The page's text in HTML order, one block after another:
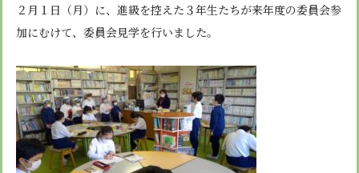
２月１日（月）に、進級を控えた３年生たちが来年度の委員会参
加にむけて、委員会見学を行いました。